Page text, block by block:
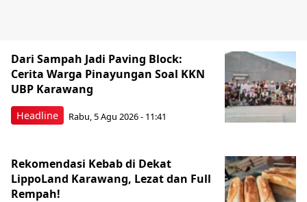
Headline
Dari Sampah Jadi Paving Block:
Cerita Warga Pinayungan Soal KKN
UBP Karawang
Rabu, 5 Agu 2026 - 11:41
Rekomendasi Kebab di Dekat
LippoLand Karawang, Lezat dan Full
Rempah!